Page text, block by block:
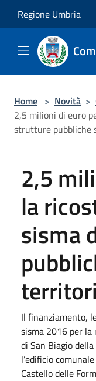
Regione Umbria
Home > Novità >
2,5 milioni di euro
strutture pubbliche
2,5
la
sisma
Il finanziamento,
sisma 2016 per la
di San Biagio
l’edificio
Castello delle